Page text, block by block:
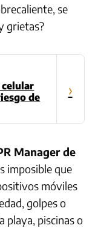
se
grietas?
celular
de
›
Manager de
imposible que
móviles
golpes o
playa, piscinas o